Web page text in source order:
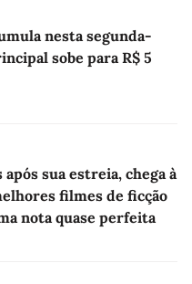
nesta segunda-
sobe para R$ 5
sua estreia, chega à
filmes de ficção
nota quase perfeita